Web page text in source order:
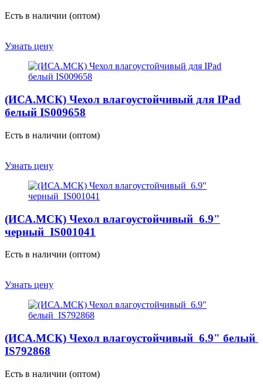
Есть в наличии (оптом)
Узнать цену
(ИСА.МСК) Чехол влагоустойчивый для IPad
белый IS009658
Есть в наличии (оптом)
Узнать цену
(ИСА.МСК) Чехол влагоустойчивый 6.9"
черный IS001041
Есть в наличии (оптом)
Узнать цену
(ИСА.МСК) Чехол влагоустойчивый 6.9" белый
IS792868
Есть в наличии (оптом)